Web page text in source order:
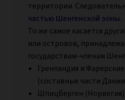
территории.
частью Шенгенской зоны.
То же самое касается
или островов,
государствам-членам
Гренландия и
(составные части
Шпицберген (Норвегия)